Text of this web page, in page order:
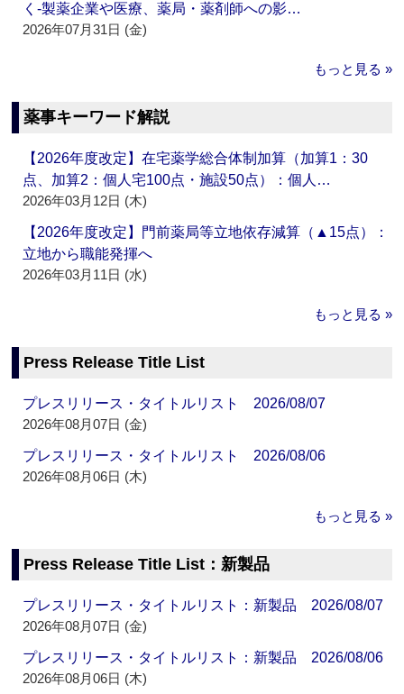
く‐製薬企業や医療、薬局・薬剤師への影…
2026年07月31日 (金)
もっと見る »
薬事キーワード解説
【2026年度改定】在宅薬学総合体制加算（加算1：30
点、加算2：個人宅100点・施設50点）：個人…
2026年03月12日 (木)
【2026年度改定】門前薬局等立地依存減算（▲15点）：
立地から職能発揮へ
2026年03月11日 (水)
もっと見る »
Press Release Title List
プレスリリース・タイトルリスト 2026/08/07
2026年08月07日 (金)
プレスリリース・タイトルリスト 2026/08/06
2026年08月06日 (木)
もっと見る »
Press Release Title List：新製品
プレスリリース・タイトルリスト：新製品 2026/08/07
2026年08月07日 (金)
プレスリリース・タイトルリスト：新製品 2026/08/06
2026年08月06日 (木)